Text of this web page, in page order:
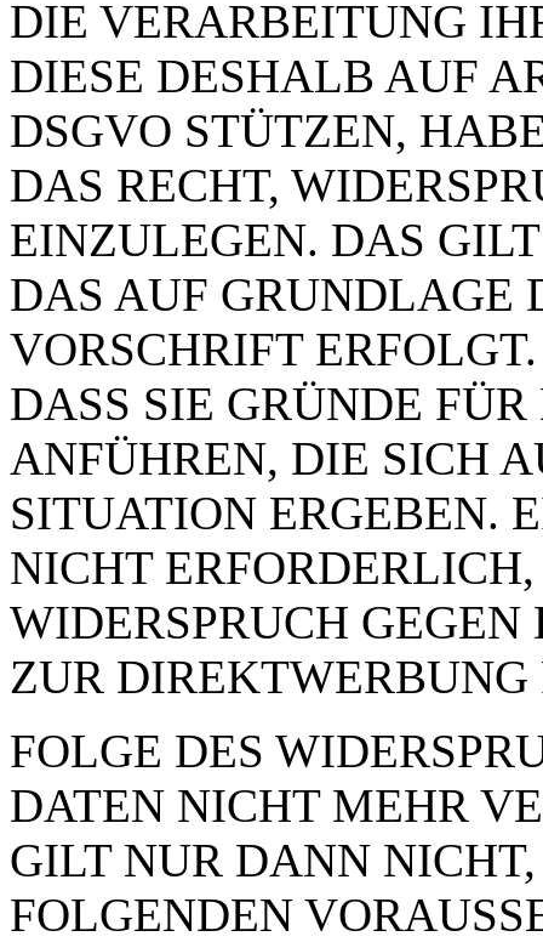
DIE VERARBEITUNG
DIESE DESHALB AUF
DSGVO STÜTZEN,
DAS RECHT,
EINZULEGEN. DAS
DAS AUF GRUNDLAGE
VORSCHRIFT
DASS SIE GRÜNDE
ANFÜHREN, DIE SICH
SITUATION ERGEBEN.
NICHT
WIDERSPRUCH
ZUR DIREKTWERBUNG
FOLGE DES
DATEN NICHT MEHR
GILT NUR DANN
FOLGENDEN